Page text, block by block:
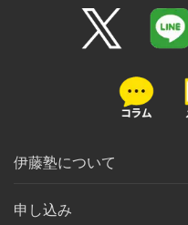
伊藤塾について
申し込み